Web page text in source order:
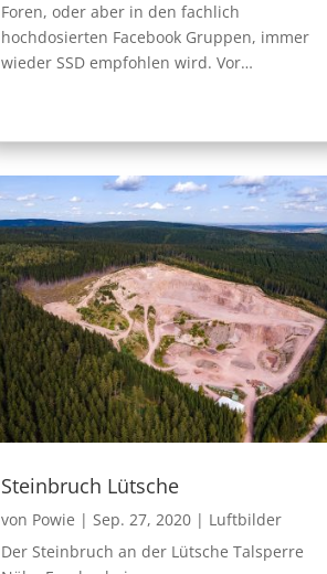
Foren, oder aber in den fachlich
hochdosierten Facebook Gruppen, immer
wieder SSD empfohlen wird. Vor…
Steinbruch Lütsche
von Powie | Sep. 27, 2020 | Luftbilder
Der Steinbruch an der Lütsche Talsperre